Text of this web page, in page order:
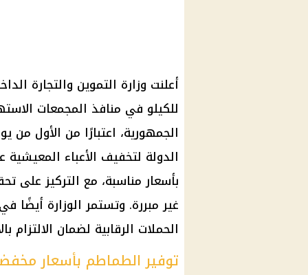
للكيلو في منافذ المجمعات
الدولة لتخفيف الأعباء المعيشية
بأسعار مناسبة، مع التركيز على
غير مبررة. وتستمر الوزارة
الحملات الرقابية لضمان الالتزام
توفير الطماطم بأسعار